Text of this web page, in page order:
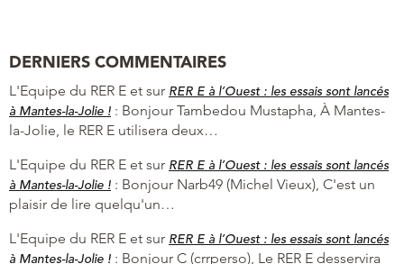
DERNIERS COMMENTAIRES
L'Equipe du RER E et sur RER E à l’Ouest : les essais sont lancés
à Mantes-la-Jolie ! : Bonjour Tambedou Mustapha, À Mantes-
la-Jolie, le RER E utilisera deux…
L'Equipe du RER E et sur RER E à l’Ouest : les essais sont lancés
à Mantes-la-Jolie ! : Bonjour Narb49 (Michel Vieux), C'est un
plaisir de lire quelqu'un…
L'Equipe du RER E et sur RER E à l’Ouest : les essais sont lancés
à Mantes-la-Jolie ! : Bonjour C (crrperso), Le RER E desservira